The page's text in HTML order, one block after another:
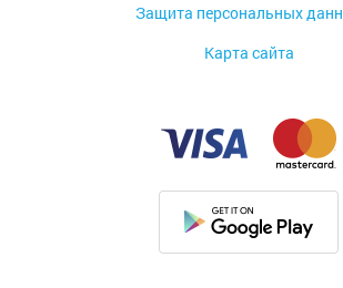
Защита персональных
Карта сайта